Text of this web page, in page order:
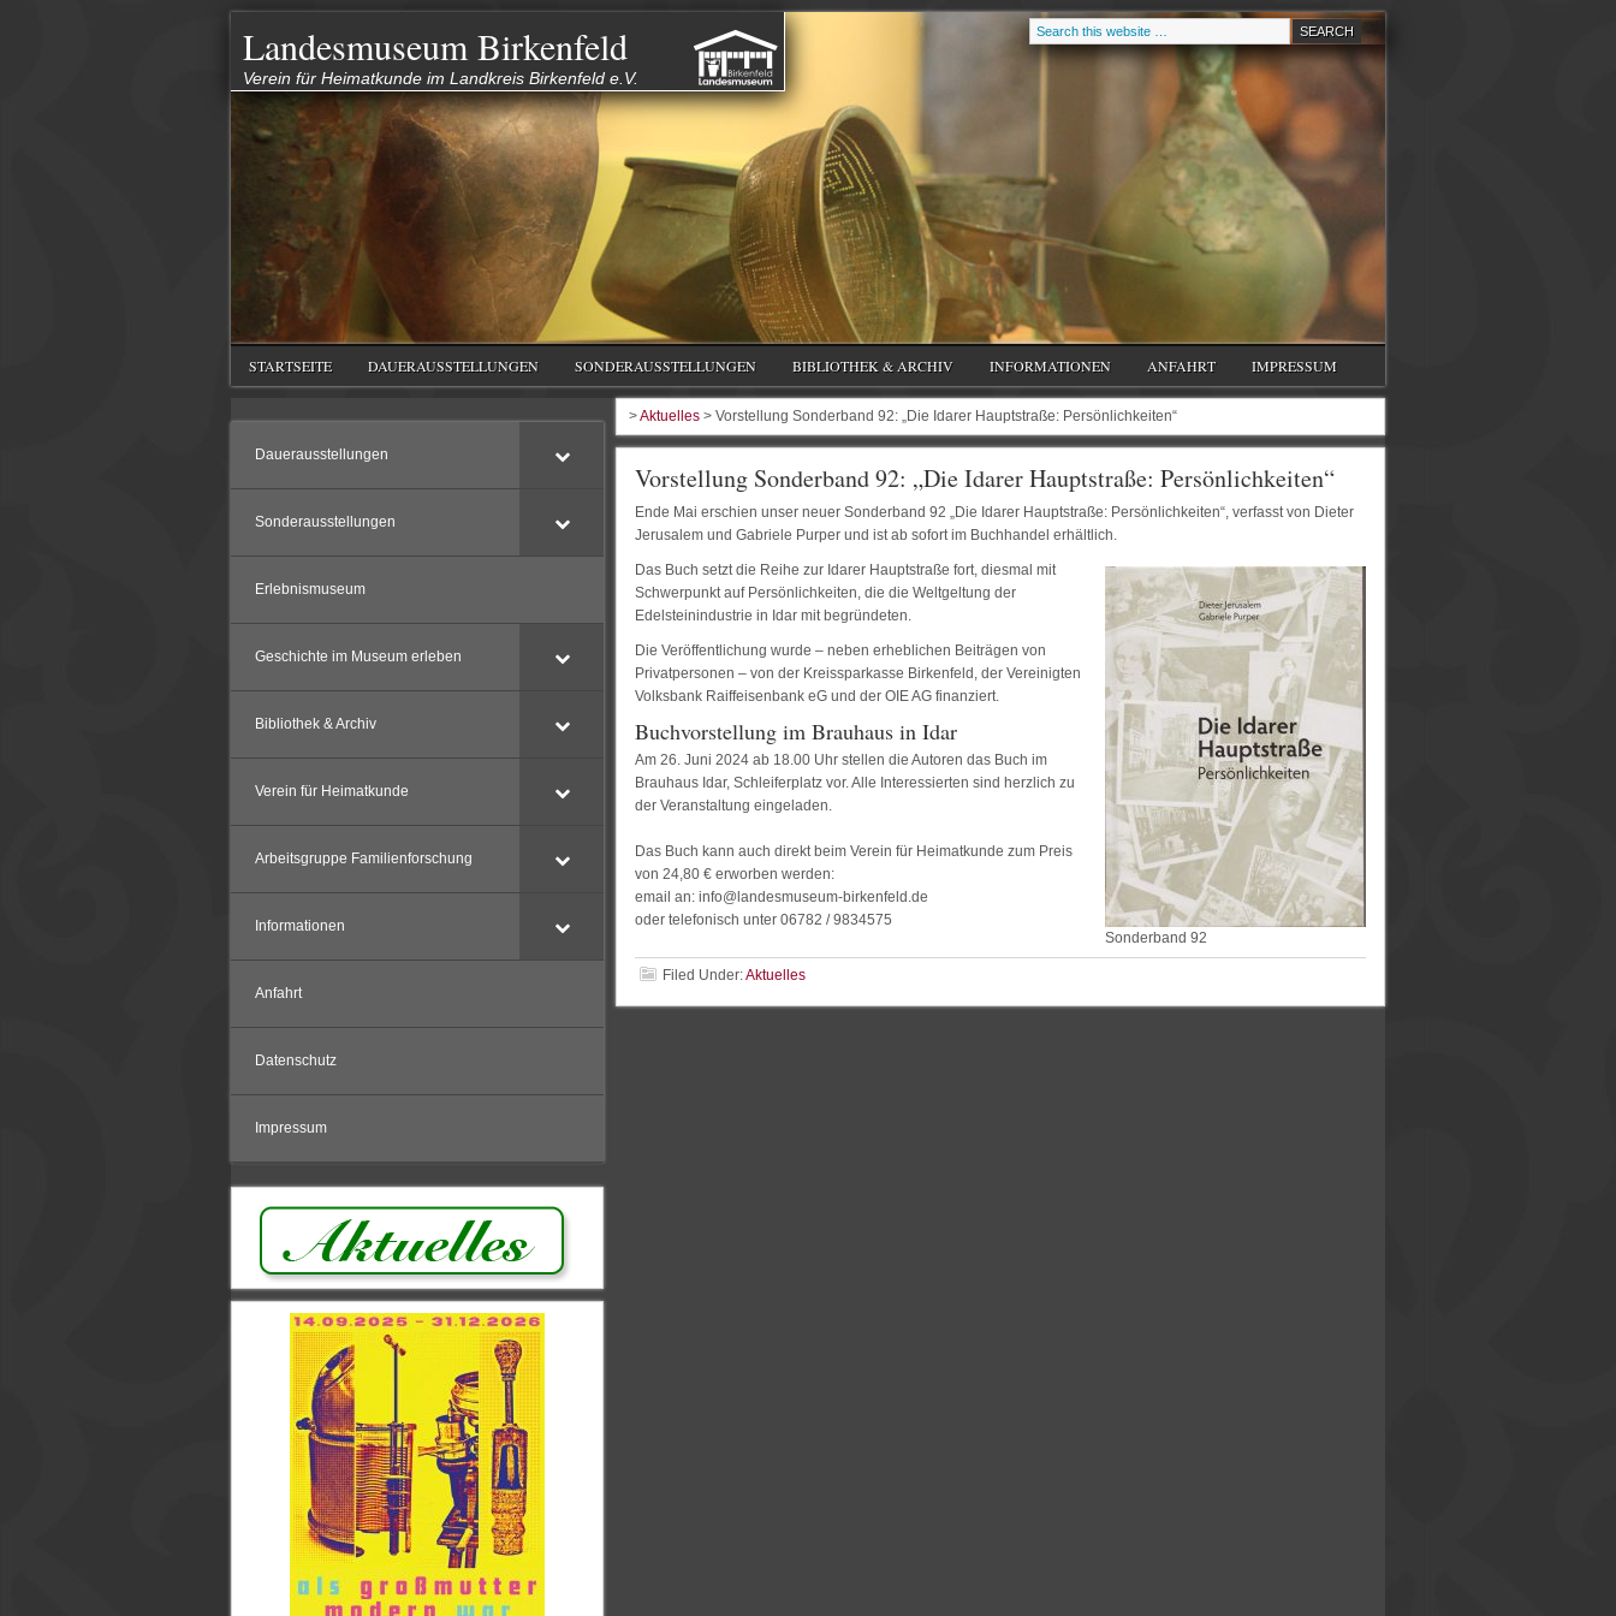
Landesmuseum Birkenfeld
Verein für Heimatkunde im Landkreis Birkenfeld e.V.
STARTSEITE DAUERAUSSTELLUNGEN SONDERAUSSTELLUNGEN BIBLIOTHEK & ARCHIV INFORMATIONEN ANFAHRT IMPRESSUM
>Aktuelles > Vorstellung Sonderband 92: „Die Idarer Hauptstraße: Persönlichkeiten“
Vorstellung Sonderband 92: „Die Idarer Hauptstraße: Persönlichkeiten“
Ende Mai erschien unser neuer Sonderband 92 „Die Idarer Hauptstraße: Persönlichkeiten“, verfasst von Dieter
Jerusalem und Gabriele Purper und ist ab sofort im Buchhandel erhältlich.
Sonderband 92
Das Buch setzt die Reihe zur Idarer Hauptstraße fort, diesmal mit
Schwerpunkt auf Persönlichkeiten, die die Weltgeltung der
Edelsteinindustrie in Idar mit begründeten.
Die Veröffentlichung wurde – neben erheblichen Beiträgen von
Privatpersonen – von der Kreissparkasse Birkenfeld, der Vereinigten
Volksbank Raiffeisenbank eG und der OIE AG finanziert.
Buchvorstellung im Brauhaus in Idar
Am 26. Juni 2024 ab 18.00 Uhr stellen die Autoren das Buch im
Brauhaus Idar, Schleiferplatz vor. Alle Interessierten sind herzlich zu
der Veranstaltung eingeladen.
Das Buch kann auch direkt beim Verein für Heimatkunde zum Preis
von 24,80 € erworben werden:
email an: info@landesmuseum-birkenfeld.de
oder telefonisch unter 06782 / 9834575
Filed Under:Aktuelles
Dauerausstellungen
Sonderausstellungen
Erlebnismuseum
Geschichte im Museum erleben
Bibliothek & Archiv
Verein für Heimatkunde
Arbeitsgruppe Familienforschung
Informationen
Anfahrt
Datenschutz
Impressum